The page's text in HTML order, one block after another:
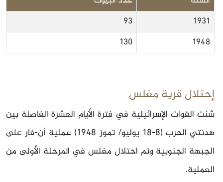
1931
93
1948
130
إحتلال قرية مغلس
شنت القوات الإسرائيلية في فترة الأيام العشرة الفاصلة بين
هدنتي الحرب (8-18 يوليو/ تموز 1948) عملية أن-فار على
الجبهة الجنوبية وتم احتلال مغلس في المرحلة الأولى من
العملية.